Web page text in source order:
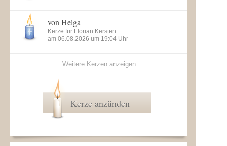
von Helga
Kerze für Florian Kersten
am 06.08.2026 um 19:04 Uhr
Weitere Kerzen anzeigen
Kerze anzünden